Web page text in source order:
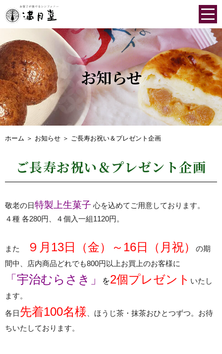
お知らせ
ホーム ＞ お知らせ ＞ ご長寿お祝い＆プレゼント企画
ご長寿お祝い＆プレゼント企画
敬老の日特製上生菓子 心を込めてご用意しております。
４種 各280円、４個入一組1120円。
また ９月13日（金）～16日（月祝）
の期
間中、店内商品どれでも800円以上お買上のお客様に
「宇治むらさき」 を2個プレゼント いたし
ます。
各日先着100名様 、ほうじ茶・抹茶おひとつずつ。お待
ちいたしております。